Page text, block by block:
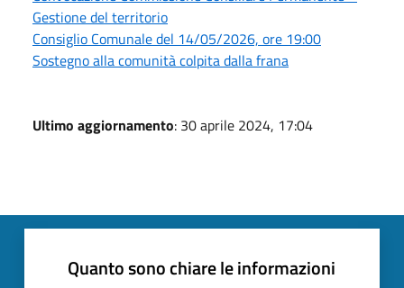
Gestione del territorio
Consiglio Comunale del 14/05/2026, ore 19:00
Sostegno alla comunità colpita dalla frana
Ultimo aggiornamento: 30 aprile 2024, 17:04
Quanto sono chiare le informazioni